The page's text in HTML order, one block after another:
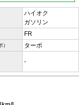
ハイオク
ガソリン
FR
ターボ
-